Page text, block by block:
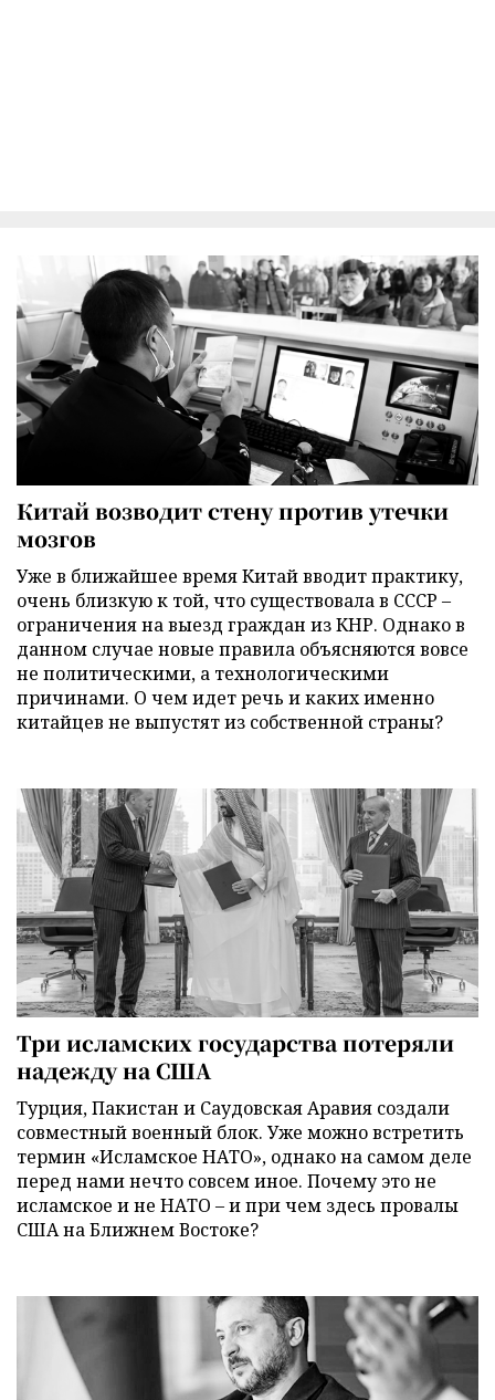
Китай возводит стену против утечки
мозгов
Уже в ближайшее время Китай вводит практику,
очень близкую к той, что существовала в СССР –
ограничения на выезд граждан из КНР. Однако в
данном случае новые правила объясняются вовсе
не политическими, а технологическими
причинами. О чем идет речь и каких именно
китайцев не выпустят из собственной страны?
Три исламских государства потеряли
надежду на США
Турция, Пакистан и Саудовская Аравия создали
совместный военный блок. Уже можно встретить
термин «Исламское НАТО», однако на самом деле
перед нами нечто совсем иное. Почему это не
исламское и не НАТО – и при чем здесь провалы
США на Ближнем Востоке?